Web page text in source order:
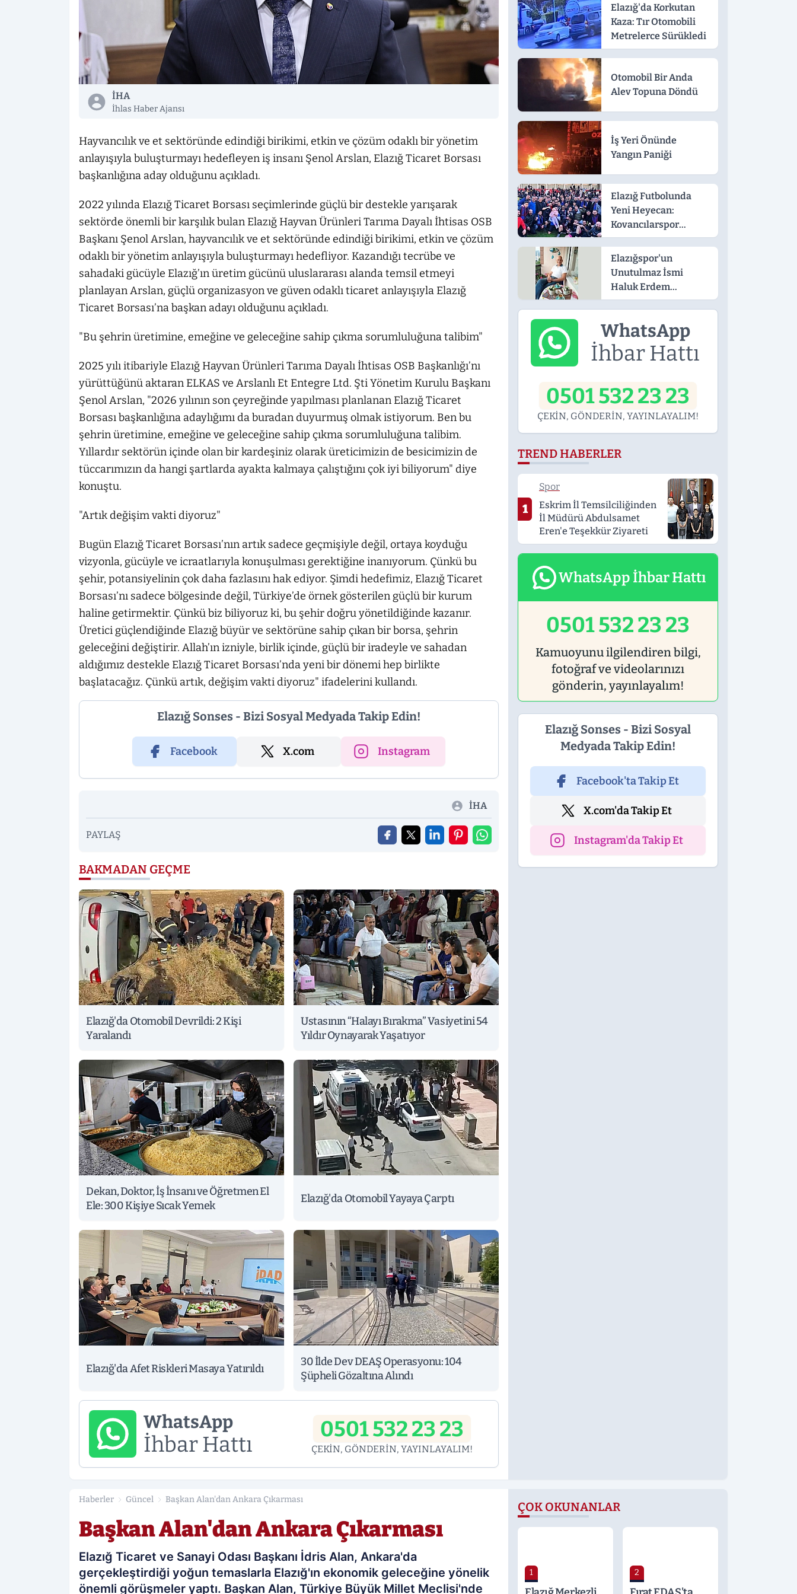
İHA
İhlas Haber Ajansı
Hayvancılık ve et sektöründe edindiği birikimi, etkin ve çözüm odaklı bir yönetim
anlayışıyla buluşturmayı hedefleyen iş insanı Şenol Arslan, Elazığ Ticaret Borsası
başkanlığına aday olduğunu açıkladı.
2022 yılında Elazığ Ticaret Borsası seçimlerinde güçlü bir destekle yarışarak
sektörde önemli bir karşılık bulan Elazığ Hayvan Ürünleri Tarıma Dayalı İhtisas OSB
Başkanı Şenol Arslan, hayvancılık ve et sektöründe edindiği birikimi, etkin ve çözüm
odaklı bir yönetim anlayışıyla buluşturmayı hedefliyor. Kazandığı tecrübe ve
sahadaki gücüyle Elazığ’ın üretim gücünü uluslararası alanda temsil etmeyi
planlayan Arslan, güçlü organizasyon ve güven odaklı ticaret anlayışıyla Elazığ
Ticaret Borsası’na başkan adayı olduğunu açıkladı.
"Bu şehrin üretimine, emeğine ve geleceğine sahip çıkma sorumluluğuna talibim"
2025 yılı itibariyle Elazığ Hayvan Ürünleri Tarıma Dayalı İhtisas OSB Başkanlığı’nı
yürüttüğünü aktaran ELKAS ve Arslanlı Et Entegre Ltd. Şti Yönetim Kurulu Başkanı
Şenol Arslan, "2026 yılının son çeyreğinde yapılması planlanan Elazığ Ticaret
Borsası başkanlığına adaylığımı da buradan duyurmuş olmak istiyorum. Ben bu
şehrin üretimine, emeğine ve geleceğine sahip çıkma sorumluluğuna talibim.
Yıllardır sektörün içinde olan bir kardeşiniz olarak üreticimizin de besicimizin de
tüccarımızın da hangi şartlarda ayakta kalmaya çalıştığını çok iyi biliyorum" diye
konuştu.
"Artık değişim vakti diyoruz"
Bugün Elazığ Ticaret Borsası’nın artık sadece geçmişiyle değil, ortaya koyduğu
vizyonla, gücüyle ve icraatlarıyla konuşulması gerektiğine inanıyorum. Çünkü bu
şehir, potansiyelinin çok daha fazlasını hak ediyor. Şimdi hedefimiz, Elazığ Ticaret
Borsası’nı sadece bölgesinde değil, Türkiye’de örnek gösterilen güçlü bir kurum
haline getirmektir. Çünkü biz biliyoruz ki, bu şehir doğru yönetildiğinde kazanır.
Üretici güçlendiğinde Elazığ büyür ve sektörüne sahip çıkan bir borsa, şehrin
geleceğini değiştirir. Allah’ın izniyle, birlik içinde, güçlü bir iradeyle ve sahadan
aldığımız destekle Elazığ Ticaret Borsası’nda yeni bir dönemi hep birlikte
başlatacağız. Çünkü artık, değişim vakti diyoruz" ifadelerini kullandı.
Elazığ Sonses - Bizi Sosyal Medyada Takip Edin!
Facebook X.com Instagram
İHA
PAYLAŞ
BAKMADAN GEÇME
Elazığ'da Otomobil Devrildi: 2 Kişi
Yaralandı
Ustasının “Halayı Bırakma” Vasiyetini 54
Yıldır Oynayarak Yaşatıyor
Dekan, Doktor, İş İnsanı ve Öğretmen El
Ele: 300 Kişiye Sıcak Yemek
Elazığ'da Otomobil Yayaya Çarptı
Elazığ'da Afet Riskleri Masaya Yatırıldı
30 İlde Dev DEAŞ Operasyonu: 104
Şüpheli Gözaltına Alındı
WhatsApp
İhbar Hattı
0501 532 23 23
ÇEKİN, GÖNDERİN, YAYINLAYALIM!
Elazığ'da Korkutan
Kaza: Tır Otomobili
Metrelerce Sürükledi
Otomobil Bir Anda
Alev Topuna Döndü
İş Yeri Önünde
Yangın Paniği
Elazığ Futbolunda
Yeni Heyecan:
Kovancılarspor
Profesyonel Lige
Katılıyor
Elazığspor'un
Unutulmaz İsmi
Haluk Erdem
Hayatını Kaybetti
WhatsApp
İhbar Hattı
0501 532 23 23
ÇEKİN, GÖNDERİN, YAYINLAYALIM!
TREND HABERLER
1
Spor
Eskrim İl Temsilciliğinden
İl Müdürü Abdulsamet
Eren'e Teşekkür Ziyareti
WhatsApp İhbar Hattı
0501 532 23 23
Kamuoyunu ilgilendiren bilgi,
fotoğraf ve videolarınızı
gönderin, yayınlayalım!
Elazığ Sonses - Bizi Sosyal
Medyada Takip Edin!
Facebook'ta Takip Et
X.com'da Takip Et
Instagram'da Takip Et
Haberler Güncel Başkan Alan'dan Ankara Çıkarması
Başkan Alan'dan Ankara Çıkarması
Elazığ Ticaret ve Sanayi Odası Başkanı İdris Alan, Ankara'da
gerçekleştirdiği yoğun temaslarla Elazığ'ın ekonomik geleceğine yönelik
önemli görüşmeler yaptı. Başkan Alan, Türkiye Büyük Millet Meclisi'nde
ÇOK OKUNANLAR
1 2